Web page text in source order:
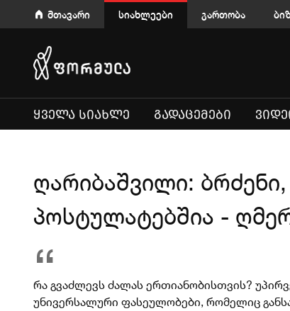
მთავარი სიახლეები გართობა
ᲧᲕᲔᲚᲐ ᲡᲘᲐᲮᲚᲔ ᲒᲐᲓᲐᲪᲔᲛᲔᲑᲘ
ღარიბაშვილი:
პოსტულატებშია -
რა გვაძლევს ძალას ერთიანობისთვის?
უნივერსალური ფასეულობები, რომელიც